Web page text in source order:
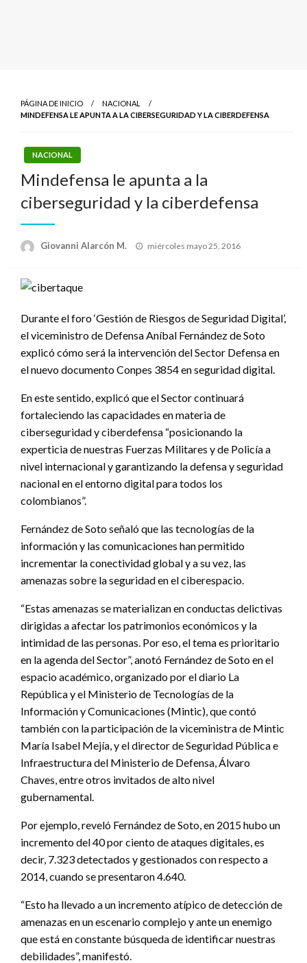
PÁGINA DE INICIO
NACIONAL
MINDEFENSA LE APUNTA A LA CIBERSEGURIDAD Y LA CIBERDEFENSA
NACIONAL
Mindefensa le apunta a la
ciberseguridad y la ciberdefensa
Giovanni Alarcón M.
Publicado
miércoles mayo 25, 2016
Durante el foro ‘Gestión de Riesgos de Seguridad Digital’,
el viceministro de Defensa Aníbal Fernández de Soto
explicó cómo será la intervención del Sector Defensa en
el nuevo documento Conpes 3854 en seguridad digital.
En este sentido, explicó que el Sector continuará
fortaleciendo las capacidades en materia de
ciberseguridad y ciberdefensa “posicionando la
experticia de nuestras Fuerzas Militares y de Policía a
nivel internacional y garantizando la defensa y seguridad
nacional en el entorno digital para todos los
colombianos”.
Fernández de Soto señaló que las tecnologías de la
información y las comunicaciones han permitido
incrementar la conectividad global y a su vez, las
amenazas sobre la seguridad en el ciberespacio.
“Estas amenazas se materializan en conductas delictivas
dirigidas a afectar los patrimonios económicos y la
intimidad de las personas. Por eso, el tema es prioritario
en la agenda del Sector”, anotó Fernández de Soto en el
espacio académico, organizado por el diario La
República y el Ministerio de Tecnologías de la
Información y Comunicaciones (Mintic), que contó
también con la participación de la viceministra de Mintic
María Isabel Mejía, y el director de Seguridad Pública e
Infraestructura del Ministerio de Defensa, Álvaro
Chaves, entre otros invitados de alto nivel
gubernamental.
Por ejemplo, reveló Fernández de Soto, en 2015 hubo un
incremento del 40 por ciento de ataques digitales, es
decir, 7.323 detectados y gestionados con respecto a
2014, cuando se presentaron 4.640.
“Esto ha llevado a un incremento atípico de detección de
amenazas en un escenario complejo y ante un enemigo
que está en constante búsqueda de identificar nuestras
debilidades”, manifestó.